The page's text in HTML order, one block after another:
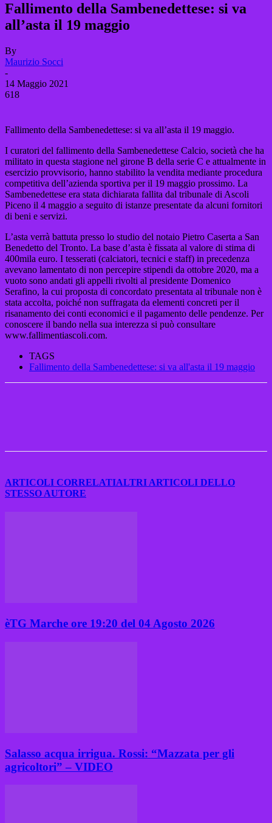
Fallimento della Sambenedettese: si va
all’asta il 19 maggio
By
Maurizio Socci
-
14 Maggio 2021
618
Fallimento della Sambenedettese: si va all’asta il 19 maggio.
I curatori del fallimento della Sambenedettese Calcio, società che ha
militato in questa stagione nel girone B della serie C e attualmente in
esercizio provvisorio, hanno stabilito la vendita mediante procedura
competitiva dell’azienda sportiva per il 19 maggio prossimo. La
Sambenedettese era stata dichiarata fallita dal tribunale di Ascoli
Piceno il 4 maggio a seguito di istanze presentate da alcuni fornitori
di beni e servizi.
L’asta verrà battuta presso lo studio del notaio Pietro Caserta a San
Benedetto del Tronto. La base d’asta è fissata al valore di stima di
400mila euro. I tesserati (calciatori, tecnici e staff) in precedenza
avevano lamentato di non percepire stipendi da ottobre 2020, ma a
vuoto sono andati gli appelli rivolti al presidente Domenico
Serafino, la cui proposta di concordato presentata al tribunale non è
stata accolta, poiché non suffragata da elementi concreti per il
risanamento dei conti economici e il pagamento delle pendenze. Per
conoscere il bando nella sua interezza si può consultare
www.fallimentiascoli.com.
TAGS
Fallimento della Sambenedettese: si va all'asta il 19 maggio
ARTICOLI CORRELATIALTRI ARTICOLI DELLO
STESSO AUTORE
èTG Marche ore 19:20 del 04 Agosto 2026
Salasso acqua irrigua. Rossi: “Mazzata per gli
agricoltori” – VIDEO